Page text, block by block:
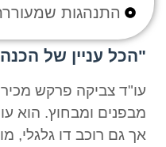
התנהגות
"הכל עניין של הכנה
עו"ד צביקה פרקש
מבפנים ומבחוץ. הוא
אך גם רוכב דו גלגלי,